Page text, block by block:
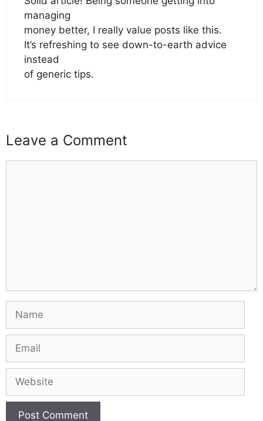
managing
money better, I really value posts like this.
It’s refreshing to see down-to-earth advice
instead
of generic tips.
Leave a Comment